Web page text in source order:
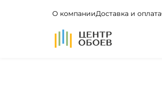
О компанииДоставка и оплата
На Главную